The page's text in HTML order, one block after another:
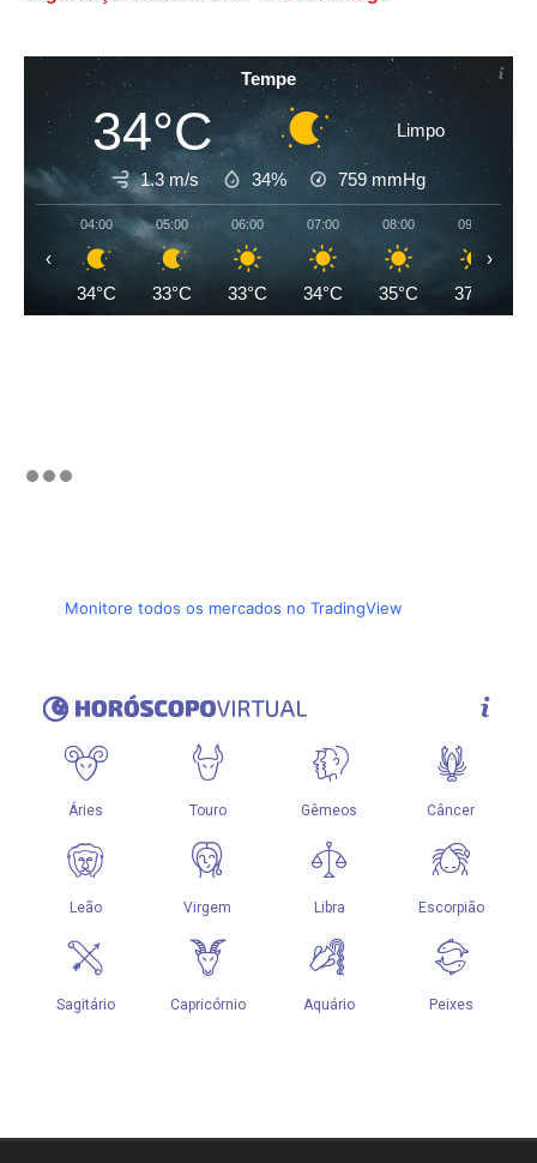
Tempe
34°C Limpo
1.3 m/s 34% 759 mmHg
04:00
34°C
05:00
33°C
06:00
33°C
07:00
34°C
08:00
35°C
09:00
37°C
‹ ›
Monitore todos os mercados no TradingView